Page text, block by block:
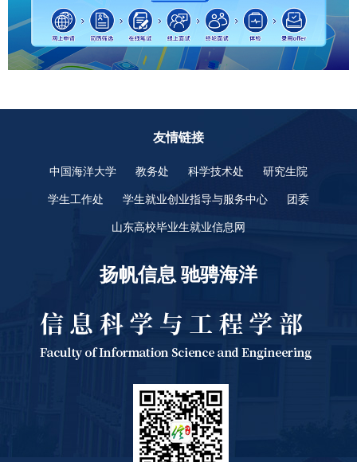
友情链接
中国海洋大学 教务处 科学技术处 研究生院
学生工作处 学生就业创业指导与服务中心 团委
山东高校毕业生就业信息网
扬帆信息 驰骋海洋